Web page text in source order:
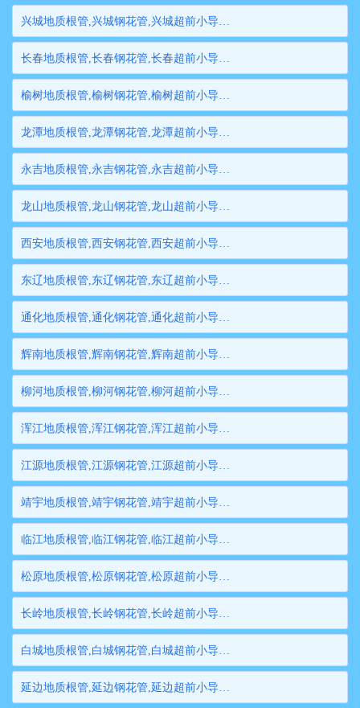
兴城地质根管,兴城钢花管,兴城超前小导管,兴城边坡支护管,兴城钢管桩,兴城隧道注浆管,兴城管棚管
长春地质根管,长春钢花管,长春超前小导管,长春边坡支护管,长春钢管桩,长春隧道注浆管,长春管棚管
榆树地质根管,榆树钢花管,榆树超前小导管,榆树边坡支护管,榆树钢管桩,榆树隧道注浆管,榆树管棚管
龙潭地质根管,龙潭钢花管,龙潭超前小导管,龙潭边坡支护管,龙潭钢管桩,龙潭隧道注浆管,龙潭管棚管
永吉地质根管,永吉钢花管,永吉超前小导管,永吉边坡支护管,永吉钢管桩,永吉隧道注浆管,永吉管棚管
龙山地质根管,龙山钢花管,龙山超前小导管,龙山边坡支护管,龙山钢管桩,龙山隧道注浆管,龙山管棚管
西安地质根管,西安钢花管,西安超前小导管,西安边坡支护管,西安钢管桩,西安隧道注浆管,西安管棚管
东辽地质根管,东辽钢花管,东辽超前小导管,东辽边坡支护管,东辽钢管桩,东辽隧道注浆管,东辽管棚管
通化地质根管,通化钢花管,通化超前小导管,通化边坡支护管,通化钢管桩,通化隧道注浆管,通化管棚管
辉南地质根管,辉南钢花管,辉南超前小导管,辉南边坡支护管,辉南钢管桩,辉南隧道注浆管,辉南管棚管
柳河地质根管,柳河钢花管,柳河超前小导管,柳河边坡支护管,柳河钢管桩,柳河隧道注浆管,柳河管棚管
浑江地质根管,浑江钢花管,浑江超前小导管,浑江边坡支护管,浑江钢管桩,浑江隧道注浆管,浑江管棚管
江源地质根管,江源钢花管,江源超前小导管,江源边坡支护管,江源钢管桩,江源隧道注浆管,江源管棚管
靖宇地质根管,靖宇钢花管,靖宇超前小导管,靖宇边坡支护管,靖宇钢管桩,靖宇隧道注浆管,靖宇管棚管
临江地质根管,临江钢花管,临江超前小导管,临江边坡支护管,临江钢管桩,临江隧道注浆管,临江管棚管
松原地质根管,松原钢花管,松原超前小导管,松原边坡支护管,松原钢管桩,松原隧道注浆管,松原管棚管
长岭地质根管,长岭钢花管,长岭超前小导管,长岭边坡支护管,长岭钢管桩,长岭隧道注浆管,长岭管棚管
白城地质根管,白城钢花管,白城超前小导管,白城边坡支护管,白城钢管桩,白城隧道注浆管,白城管棚管
延边地质根管,延边钢花管,延边超前小导管,延边边坡支护管,延边钢管桩,延边隧道注浆管,延边管棚管